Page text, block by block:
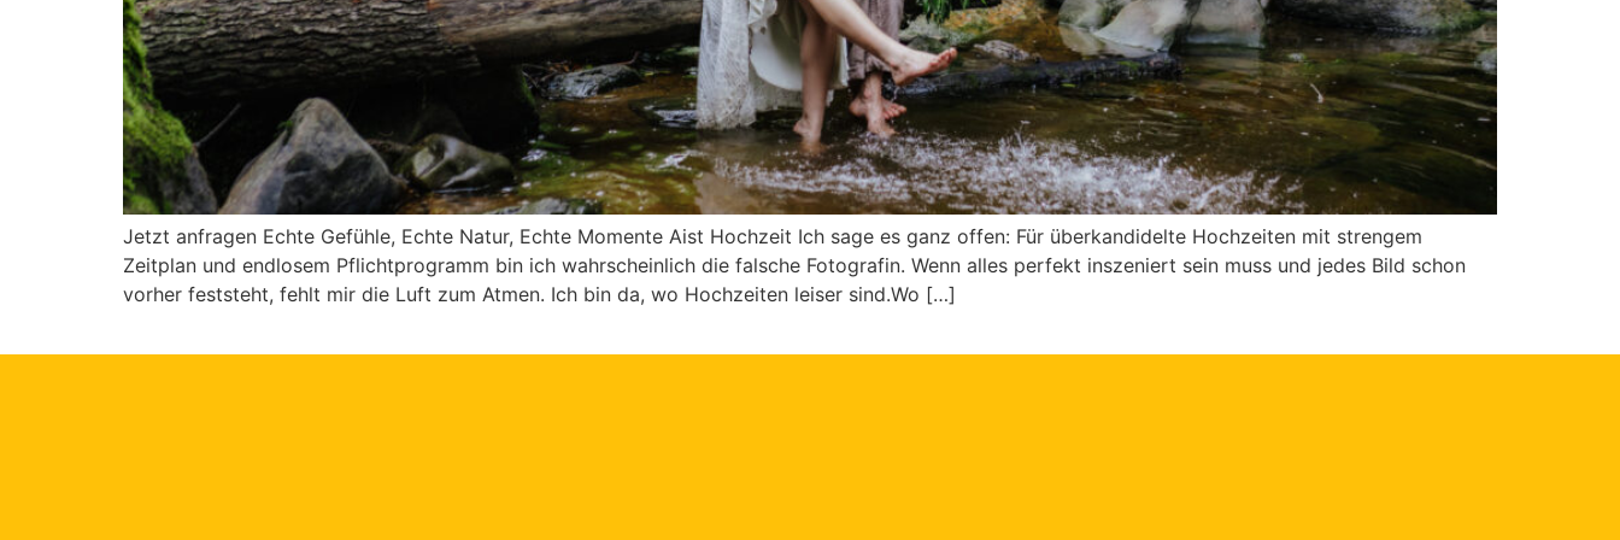
Jetzt anfragen Echte Gefühle, Echte Natur, Echte Momente Aist Hochzeit Ich sage es ganz offen: Für überkandidelte Hochzeiten mit strengem
Zeitplan und endlosem Pflichtprogramm bin ich wahrscheinlich die falsche Fotografin. Wenn alles perfekt inszeniert sein muss und jedes Bild schon
vorher feststeht, fehlt mir die Luft zum Atmen. Ich bin da, wo Hochzeiten leiser sind.Wo […]